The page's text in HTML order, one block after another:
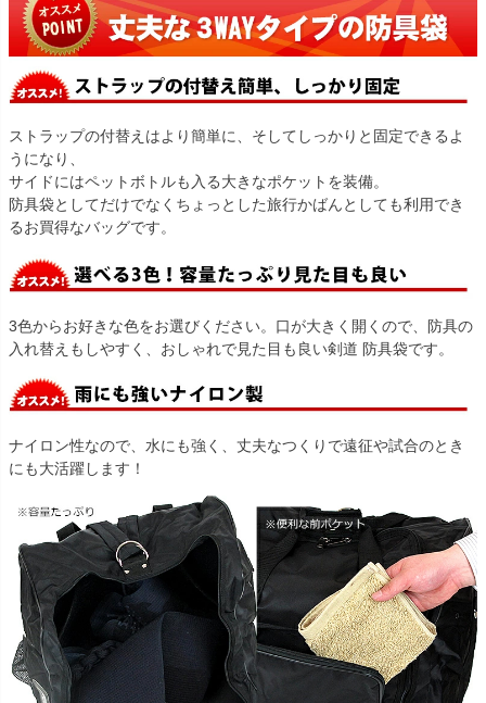
ストラップの付替えはより簡単に、そしてしっかりと固定できるよ
うになり、
サイドにはペットボトルも入る大きなポケットを装備。
防具袋としてだけでなくちょっとした旅行かばんとしても利用でき
るお買得なバッグです。
3色からお好きな色をお選びください。口が大きく開くので、防具の
入れ替えもしやすく、おしゃれで見た目も良い剣道 防具袋です。
ナイロン性なので、水にも強く、丈夫なつくりで遠征や試合のとき
にも大活躍します！